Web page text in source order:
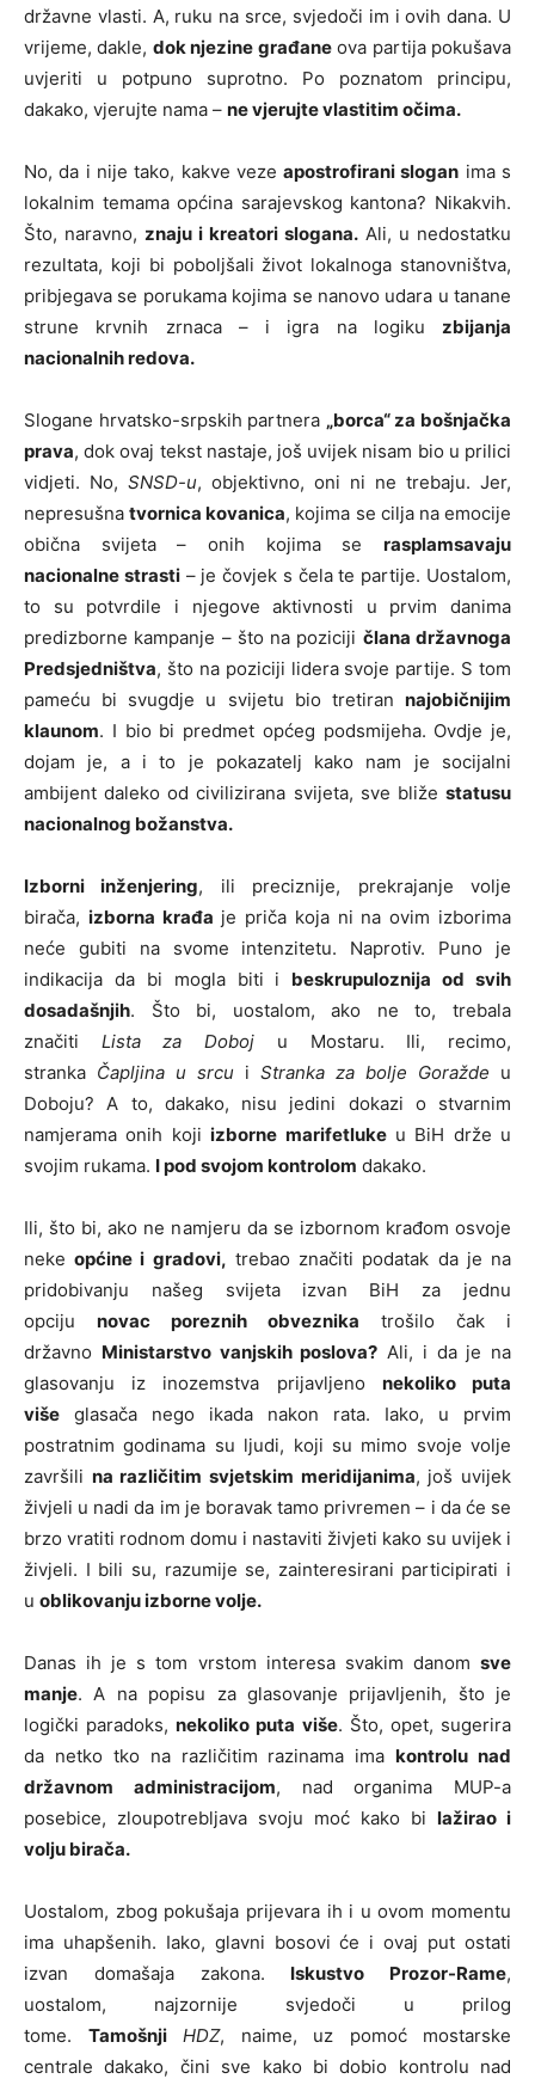
državne vlasti. A, ruku na srce, svjedoči im i ovih dana. U
vrijeme, dakle, dok njezine građaneova partija pokušava
uvjeriti u potpuno suprotno. Po poznatom principu,
dakako, vjerujte nama – ne vjerujte vlastitim očima.
No, da i nije tako, kakve vezeapostrofirani slogan ima s
lokalnim temama općina sarajevskog kantona? Nikakvih.
Što, naravno, znaju i kreatori slogana. Ali, u nedostatku
rezultata, koji bi poboljšali život lokalnoga stanovništva,
pribjegava se porukama kojima se nanovo udara u tanane
strune krvnih zrnaca – i igra na logiku zbijanja
nacionalnih redova.
Slogane hrvatsko-srpskih partnera „borca“ za bošnjačka
prava, dok ovaj tekst nastaje, još uvijek nisam bio u prilici
vidjeti. No, SNSD-u, objektivno, oni ni ne trebaju. Jer,
nepresušnatvornica kovanica, kojima se cilja na emocije
obična svijeta – onih kojima se rasplamsavaju
nacionalne strasti– je čovjek s čela te partije. Uostalom,
to su potvrdile i njegove aktivnosti u prvim danima
predizborne kampanje – što na poziciji člana državnoga
Predsjedništva, što na poziciji lidera svoje partije. S tom
pameću bi svugdje u svijetu bio tretiran najobičnijim
klaunom. I bio bi predmet općeg podsmijeha. Ovdje je,
dojam je, a i to je pokazatelj kako nam je socijalni
ambijent daleko od civilizirana svijeta, sve bliže statusu
nacionalnog božanstva.
Izborni inženjering, ili preciznije, prekrajanje volje
birača, izborna krađa je priča koja ni na ovim izborima
neće gubiti na svome intenzitetu. Naprotiv. Puno je
indikacija da bi mogla biti i beskrupuloznija od svih
dosadašnjih. Što bi, uostalom, ako ne to, trebala
značiti Lista za Doboj u Mostaru. Ili, recimo,
stranka Čapljina u srcu i Stranka za bolje Goražde u
Doboju? A to, dakako, nisu jedini dokazi o stvarnim
namjerama onih kojiizborne marifetlukeu BiH drže u
svojim rukama. I pod svojom kontrolom dakako.
Ili, što bi, ako ne namjeru da se izbornom krađom osvoje
nekeopćine i gradovi, trebao značiti podatak da je na
pridobivanju našeg svijeta izvan BiH za jednu
opciju novac poreznih obveznika trošilo čak i
državno Ministarstvo vanjskih poslova? Ali, i da je na
glasovanju iz inozemstva prijavljeno nekoliko puta
više glasača nego ikada nakon rata. Iako, u prvim
postratnim godinama su ljudi, koji su mimo svoje volje
završili na različitim svjetskim meridijanima, još uvijek
živjeli u nadi da im je boravak tamo privremen – i da će se
brzo vratiti rodnom domu i nastaviti živjeti kako su uvijek i
živjeli. I bili su, razumije se, zainteresirani participirati i
u oblikovanju izborne volje.
Danas ih je s tom vrstom interesa svakim danom sve
manje. A na popisu za glasovanje prijavljenih, što je
logički paradoks,nekoliko puta više. Što, opet, sugerira
da netko tko na različitim razinama imakontrolu nad
državnom administracijom, nad organima MUP-a
posebice, zloupotrebljava svoju moć kako bi lažirao i
volju birača.
Uostalom, zbog pokušaja prijevara ih i u ovom momentu
ima uhapšenih. Iako, glavni bosovi će i ovaj put ostati
izvan domašaja zakona. Iskustvo Prozor-Rame,
uostalom, najzornije svjedoči u prilog
tome. Tamošnji HDZ, naime, uz pomoć mostarske
centrale dakako, čini sve kako bi dobio kontrolu nad